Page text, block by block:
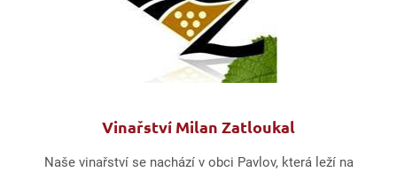
Vinařství Milan Zatloukal
Naše vinařství se nachází v obci Pavlov, která leží na